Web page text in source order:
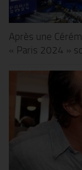
Après une
« Paris 2024 »